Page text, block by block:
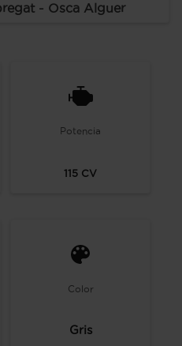
- Osca Alguer
Potencia
115 CV
Color
Gris